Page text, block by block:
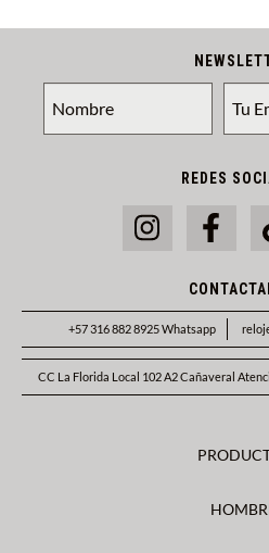
REDES
+57 316 882 8925 Whatsapp
CC La Florida Local 102 A2 Cañaveral